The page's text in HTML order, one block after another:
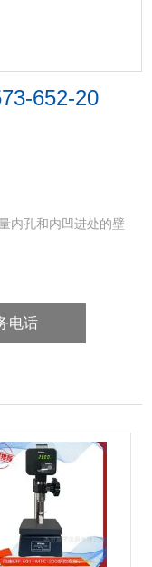
652-20
内孔和内凹进处的壁
电话